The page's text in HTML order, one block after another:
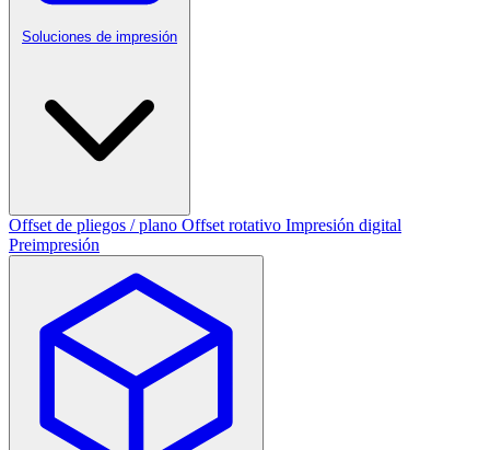
Soluciones de impresión
Offset de pliegos / plano Offset rotativo Impresión digital
Preimpresión